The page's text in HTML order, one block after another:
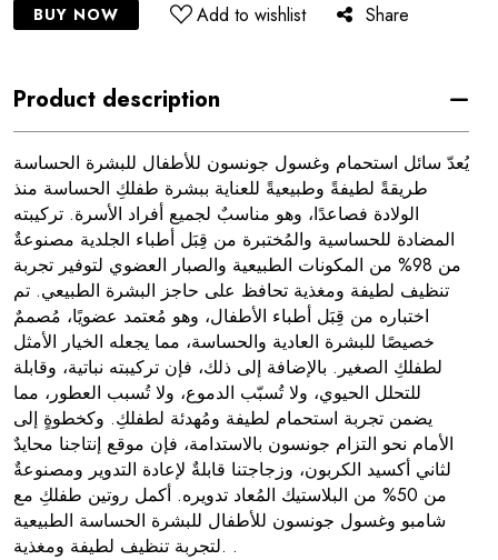
BUY NOW Add to wishlist Share
Product description
يُعدّ سائل استحمام وغسول جونسون للأطفال للبشرة الحساسة
طريقةً لطيفةً وطبيعيةً للعناية ببشرة طفلكِ الحساسة منذ
الولادة فصاعدًا، وهو مناسبٌ لجميع أفراد الأسرة. تركيبته
المضادة للحساسية والمُختبرة من قِبَل أطباء الجلدية مصنوعةٌ
من 98% من المكونات الطبيعية والصبار العضوي لتوفير تجربة
تنظيف لطيفة ومغذية تحافظ على حاجز البشرة الطبيعي. تم
اختباره من قِبَل أطباء الأطفال، وهو مُعتمد عضويًا، مُصممٌ
خصيصًا للبشرة العادية والحساسة، مما يجعله الخيار الأمثل
لطفلكِ الصغير. بالإضافة إلى ذلك، فإن تركيبته نباتية، وقابلة
للتحلل الحيوي، ولا تُسبّب الدموع، ولا تُسبب العطور، مما
يضمن تجربة استحمام لطيفة ومُهدئة لطفلكِ. وكخطوةٍ إلى
الأمام نحو التزام جونسون بالاستدامة، فإن موقع إنتاجنا محايدٌ
لثاني أكسيد الكربون، وزجاجتنا قابلةٌ لإعادة التدوير ومصنوعةٌ
من 50% من البلاستيك المُعاد تدويره. أكمل روتين طفلكِ مع
شامبو وغسول جونسون للأطفال للبشرة الحساسة الطبيعية
لتجربة تنظيف لطيفة ومغذية. .